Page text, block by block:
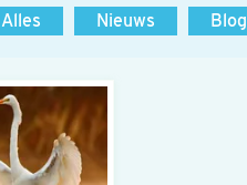
Alles Nieuws Blog